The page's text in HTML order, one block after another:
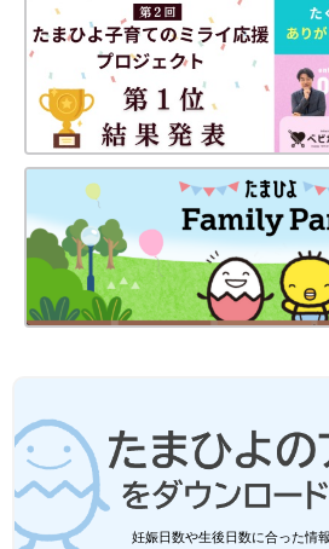
妊娠日数や生後日数に合った情